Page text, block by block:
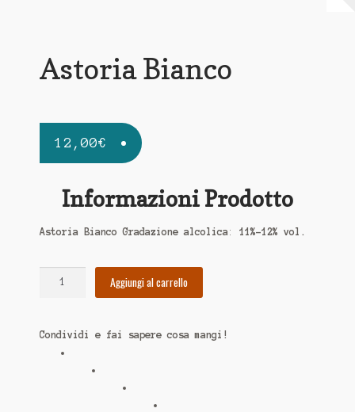
Astoria Bianco
12,00€
Informazioni Prodotto
Astoria Bianco Gradazione alcolica : 11%-12% vol.
Aggiungi al carrello
Condividi e fai sapere cosa mangi!